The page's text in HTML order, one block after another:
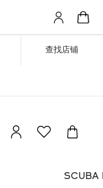
查找店铺
SCUBA